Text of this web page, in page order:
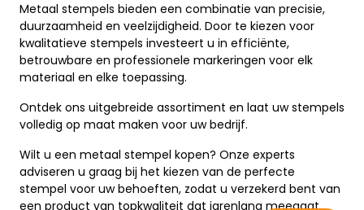
Metaal stempels bieden een combinatie van precisie,
duurzaamheid en veelzijdigheid. Door te kiezen voor
kwalitatieve stempels investeert u in efficiënte,
betrouwbare en professionele markeringen voor elk
materiaal en elke toepassing.
Ontdek ons uitgebreide assortiment en laat uw stempels
volledig op maat maken voor uw bedrijf.
Wilt u een metaal stempel kopen? Onze experts
adviseren u graag bij het kiezen van de perfecte
stempel voor uw behoeften, zodat u verzekerd bent van
een product van topkwaliteit dat jarenlang meegaat.